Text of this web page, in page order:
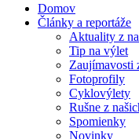
Domov
Články a reportáže
Aktuality z
Tip na výlet
Zaujímavosti
Fotoprofily
Cyklovýlety
Rušne z
Spomienky
Novinky